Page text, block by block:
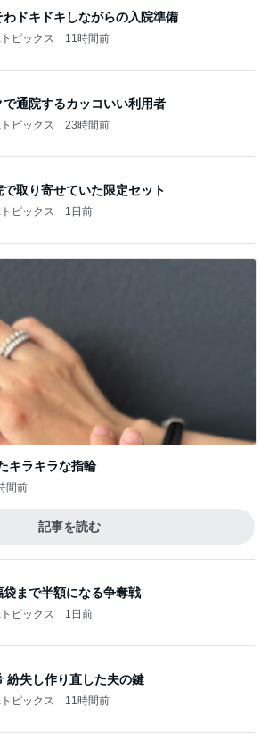
わドキドキしながらの入院準備
ピックス 11時間前
で通院するカッコいい利用者
ピックス 23時間前
で取り寄せていた限定セット
ピックス 1日前
キラキラな指輪
間前
記事を読む
袋まで半額になる争奪戦
ピックス 1日前
紛失し作り直した夫の鍵
ピックス 11時間前